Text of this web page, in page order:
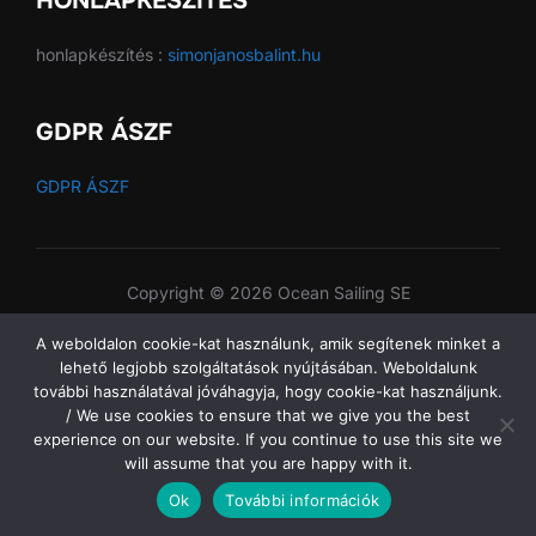
honlapkészítés : simonjanosbalint.hu
GDPR ÁSZF
GDPR ÁSZF
Copyright © 2026 Ocean Sailing SE
A weboldalon cookie-kat használunk, amik segítenek minket a
lehető legjobb szolgáltatások nyújtásában. Weboldalunk
további használatával jóváhagyja, hogy cookie-kat használjunk.
/ We use cookies to ensure that we give you the best
experience on our website. If you continue to use this site we
will assume that you are happy with it.
Ok
További információk